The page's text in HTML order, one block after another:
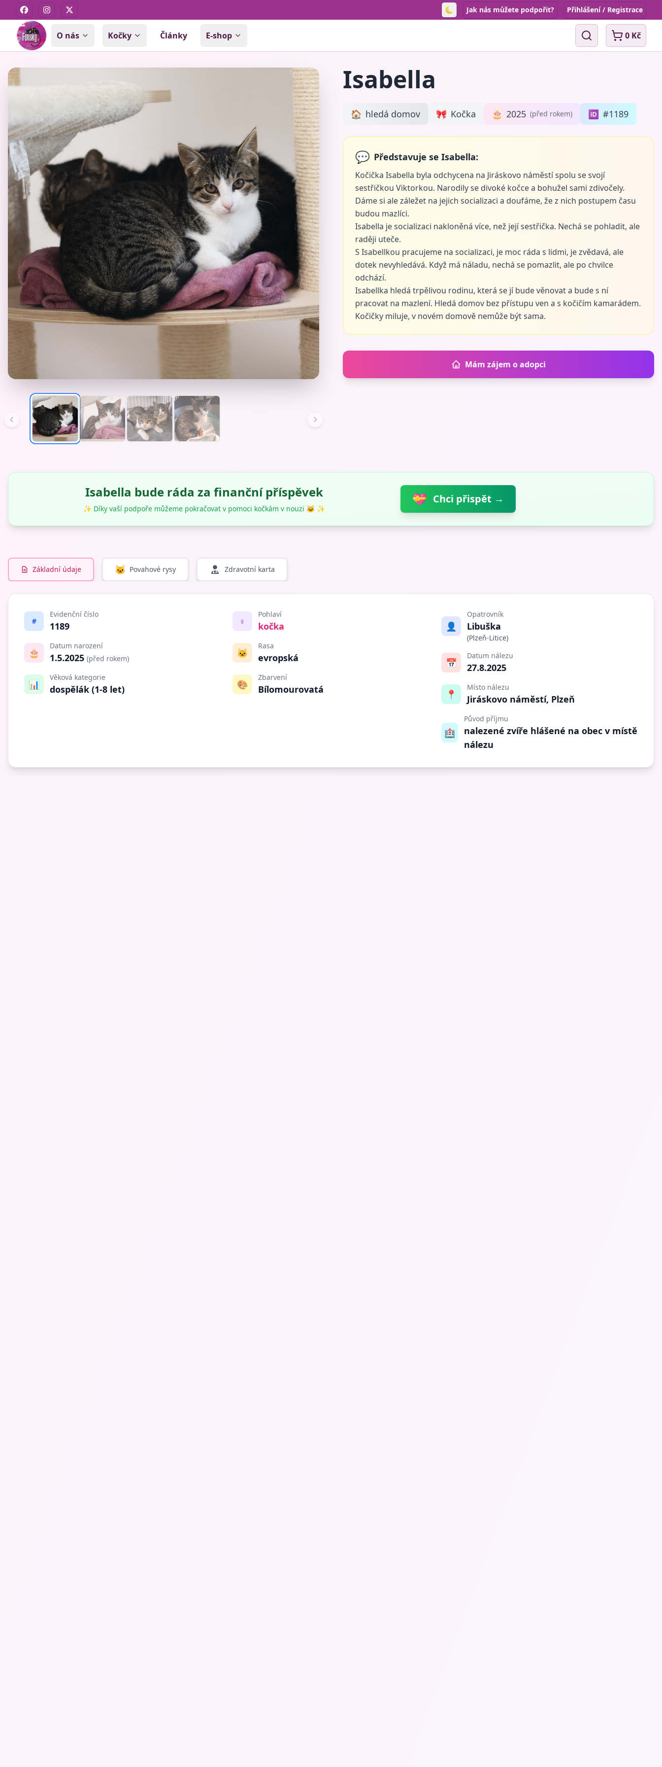
FacebookInstagram
X Toggle theme
Jak nás můžete podpořit? Přihlášení / Registrace
O nás Kočky Články E-shop Vyhledávání0 Kč
Isabella
🏠 hledá domov 🎀 Kočka 🎂 2025 (před rokem) 🆔 #1189
💬 Představuje se Isabella:
Kočička Isabella byla odchycena na Jiráskovo náměstí spolu se svojí
sestřičkou Viktorkou. Narodily se divoké kočce a bohužel sami zdivočely.
Dáme si ale záležet na jejich socializaci a doufáme, že z nich postupem času
budou mazlíci.
Isabella je socializaci nakloněná více, než její sestřička. Nechá se pohladit, ale
raději uteče.
S Isabellkou pracujeme na socializaci, je moc ráda s lidmi, je zvědavá, ale
dotek nevyhledává. Když má náladu, nechá se pomazlit, ale po chvilce
odchází.
Isabellka hledá trpělivou rodinu, která se jí bude věnovat a bude s ní
pracovat na mazlení. Hledá domov bez přístupu ven a s kočičím kamarádem.
Kočičky miluje, v novém domově nemůže být sama.
Mám zájem o adopci
Isabella bude ráda za finanční příspěvek
✨ Díky vaší podpoře můžeme pokračovat v pomoci kočkám v nouzi 🐱 ✨
💝 Chci přispět →
Základní údaje 🐱 Povahové rysy Zdravotní karta
#
Evidenční číslo
1189
🎂
Datum narození
1.5.2025 (před rokem)
📊
Věková kategorie
dospělák (1-8 let)
♀️
Pohlaví
kočka
🐱
Rasa
evropská
🎨
Zbarvení
Bílomourovatá
👤
Opatrovník
Libuška
(Plzeň-Litice)
📅
Datum nálezu
27.8.2025
📍
Místo nálezu
Jiráskovo náměstí, Plzeň
🏥
Původ příjmu
nalezené zvíře hlášené na obec v místě
nálezu